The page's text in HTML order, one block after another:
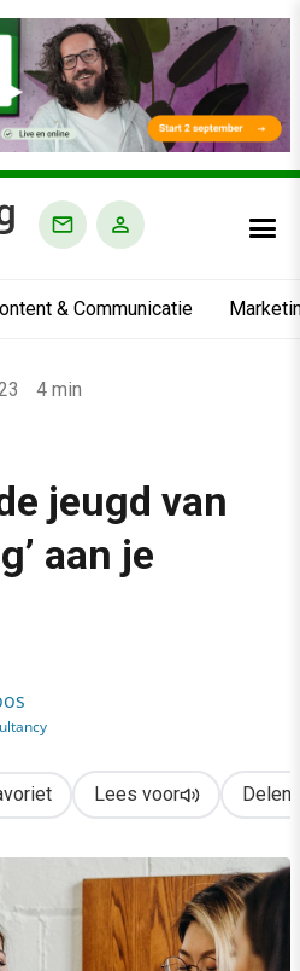
& Communicatie
aan je organisatie?
4 min
jeugd van
aan je
Lees voor Delen